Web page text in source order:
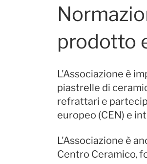
prodotto
L'Associazione è
piastrelle di
refrattari e
europeo (CEN) e
L'Associazione è
Centro Ceramico,